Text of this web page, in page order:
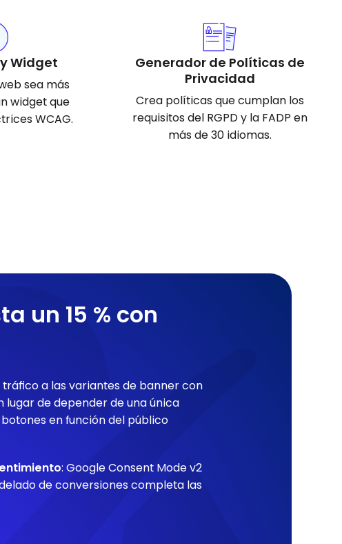
Widget
sea más
widget que
WCAG.
Generador de Políticas de
Privacidad
Crea políticas que cumplan los
requisitos del RGPD y la FADP en
más de 30 idiomas.
un 15 % con
a las variantes de banner con
lugar de depender de una única
en función del público
: Google Consent Mode v2
de conversiones completa las